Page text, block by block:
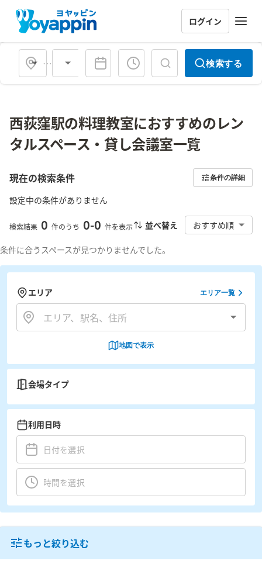
ログイン
会場タイプ 検索する
西荻窪駅の料理教室におすすめのレン
タルスペース・貸し会議室一覧
現在の検索条件 条件の詳細
設定中の条件がありません
検索結果 0 件のうち 0-0 件を表示 並べ替え おすすめ順
条件に合うスペースが見つかりませんでした。
エリア エリア一覧
地図で表示
会場タイプ
利用日時
もっと絞り込む